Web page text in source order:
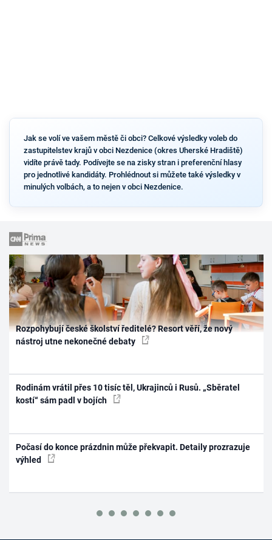
Jak se volí ve vašem městě či obci? Celkové výsledky voleb do
zastupitelstev krajů v obci Nezdenice (okres Uherské Hradiště)
vidíte právě tady. Podívejte se na zisky stran i preferenční hlasy
pro jednotlivé kandidáty. Prohlédnout si můžete také výsledky v
minulých volbách, a to nejen v obci Nezdenice.
Rozpohybují české školství ředitelé? Resort věří, že nový
nástroj utne nekonečné debaty
Rodinám vrátil přes 10 tisíc těl, Ukrajinců i Rusů. „Sběratel
kostí“ sám padl v bojích
Počasí do konce prázdnin může překvapit. Detaily prozrazuje
výhled